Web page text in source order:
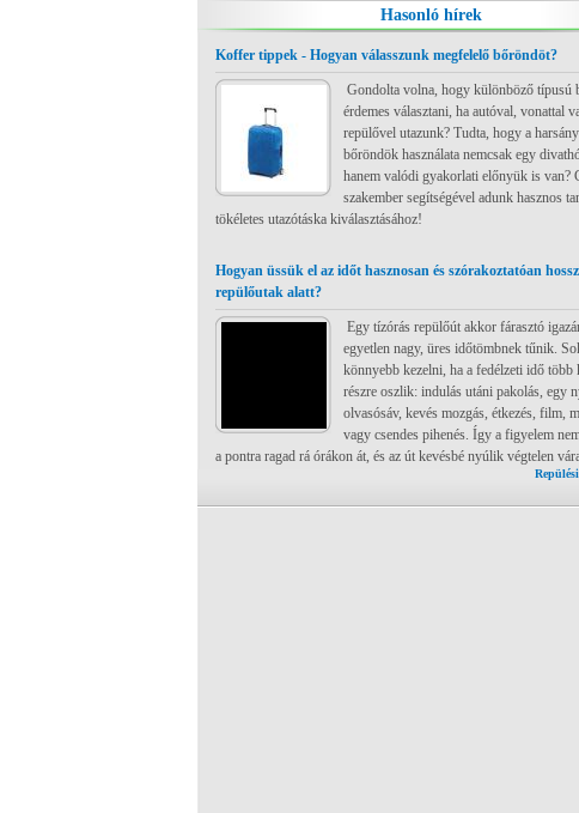
Hasonló hírek
Koffer tippek - Hogyan válasszunk megfelelő bőröndöt?
Gondolta volna, hogy különböző típusú
érdemes választani, ha autóval, vonattal
repülővel utazunk? Tudta, hogy a
bőröndök használata nemcsak egy
hanem valódi gyakorlati előnyük is van?
szakember segítségével adunk hasznos
tökéletes utazótáska kiválasztásához!
Hogyan üssük el az időt hasznosan és szórakoztatóan
repülőutak alatt?
Egy tízórás repülőút akkor fárasztó
egyetlen nagy, üres időtömbnek tűnik.
könnyebb kezelni, ha a fedélzeti idő több
részre oszlik: indulás utáni pakolás, egy
olvasósáv, kevés mozgás, étkezés, film,
vagy csendes pihenés. Így a figyelem
a pontra ragad rá órákon át, és az út kevésbé nyúlik végtelen